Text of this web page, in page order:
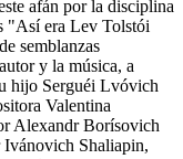
afán por la disciplina
"Así era Lev Tolstói
semblanzas
y la música, a
hijo Serguéi Lvóvich
Valentina
Alexandr Borísovich
Ivánovich Shaliapin,